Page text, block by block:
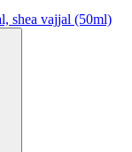
shea vajjal (50ml)